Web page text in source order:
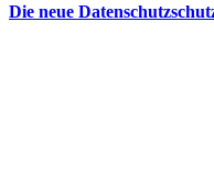
Die neue